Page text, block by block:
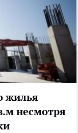
жилья
несмотря